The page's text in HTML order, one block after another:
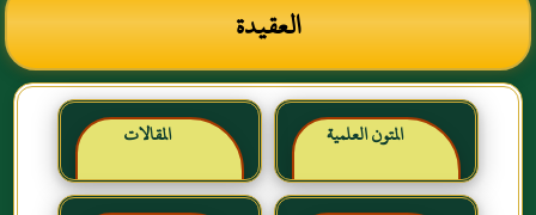
العقيدة
المتون العلمية المقالات